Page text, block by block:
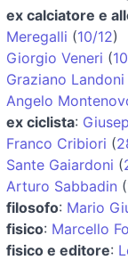
ex calciatore e
Meregalli (10/12)
Giorgio Veneri (
Graziano Landoni
Angelo
ex ciclista:
Franco Cribiori (
Sante Gaiardoni (
Arturo Sabbadin (
filosofo: Mario
fisico: Marcello
fisico e editore: